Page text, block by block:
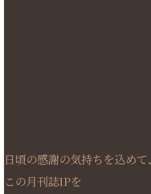
日頃の感謝の気持ちを込めて、
この月刊誌IPを